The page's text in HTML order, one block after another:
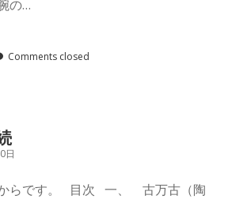
の…
Comments closed
日
らです。 目次 一、 古万古（陶